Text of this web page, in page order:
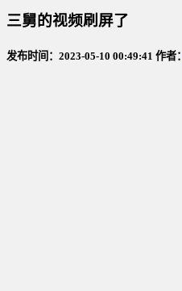
三舅的视频刷屏了
发布时间：2023-05-10 00:49:41 作者：